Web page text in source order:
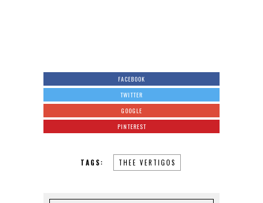
FACEBOOK
TWITTER
GOOGLE
PINTEREST
TAGS: THEE VERTIGOS